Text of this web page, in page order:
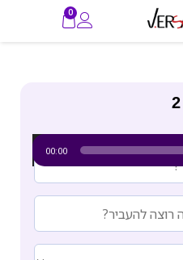
0
00:00